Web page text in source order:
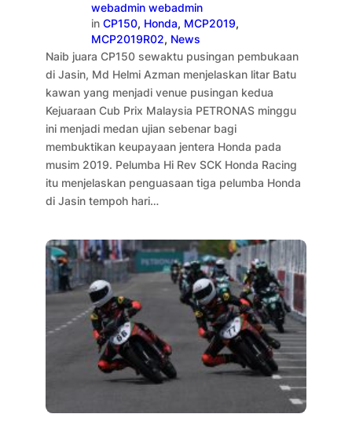
webadmin webadmin
inCP150, Honda, MCP2019
MCP2019R02, News
Naib juara CP150 sewaktu pusingan pembukaan
di Jasin, Md Helmi Azman menjelaskan litar Batu
kawan yang menjadi venue pusingan kedua
Kejuaraan Cub Prix Malaysia PETRONAS minggu
ini menjadi medan ujian sebenar bagi
membuktikan keupayaan jentera Honda pada
musim 2019. Pelumba Hi Rev SCK Honda Racing
itu menjelaskan penguasaan tiga pelumba Honda
di Jasin tempoh hari…